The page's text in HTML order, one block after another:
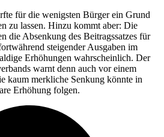
für die wenigsten Bürger ein Grund
zu lassen. Hinzu kommt aber: Die
die Absenkung des Beitragssatzes für
steigender Ausgaben im
Erhöhungen wahrscheinlich. Der
warnt denn auch vor einem
kaum merkliche Senkung könnte in
Erhöhung folgen.